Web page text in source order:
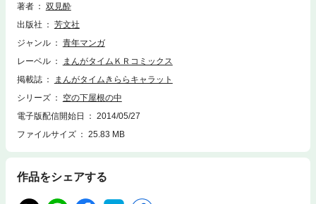
著者
双見酔
出版社
芳文社
ジャンル
青年マンガ
レーベル
まんがタイムＫＲコミックス
掲載誌
まんがタイムきららキャラット
シリーズ
空の下屋根の中
電子版配信開始日
2014/05/27
ファイルサイズ
25.83 MB
作品をシェアする